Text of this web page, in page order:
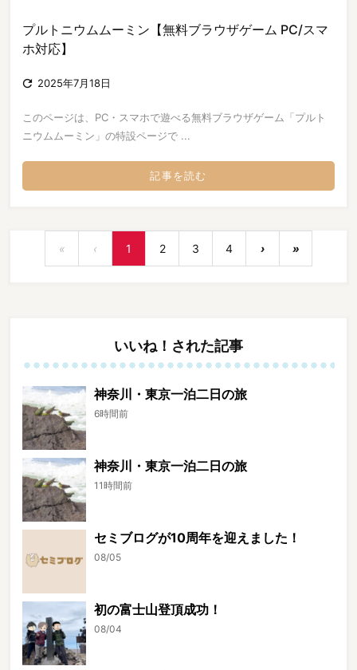
プルトニウムムーミン【無料ブラウザゲーム PC/スマ
ホ対応】
 2025年7月18日
このページは、PC・スマホで遊べる無料ブラウザゲーム「プルト
ニウムムーミン」の特設ページで ...
記事を読む
« ‹ 1 2 3 4 › »
いいね！された記事
神奈川・東京一泊二日の旅
6時間前
神奈川・東京一泊二日の旅
11時間前
セミブログが10周年を迎えました！
08/05
初の富士山登頂成功！
08/04